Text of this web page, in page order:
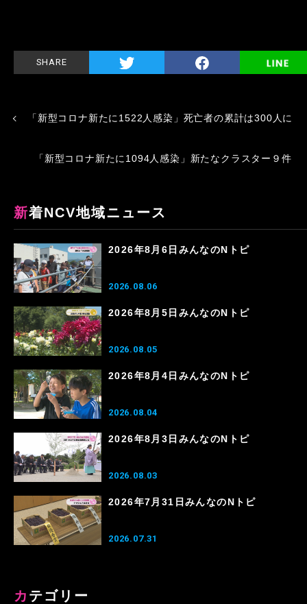
SHARE
「新型コロナ新たに1522人感染」死亡者の累計は300人に
「新型コロナ新たに1094人感染」新たなクラスター９件
新着NCV地域ニュース
2026年8月6日みんなのNトピ
2026.08.06
2026年8月5日みんなのNトピ
2026.08.05
2026年8月4日みんなのNトピ
2026.08.04
2026年8月3日みんなのNトピ
2026.08.03
2026年7月31日みんなのNトピ
2026.07.31
カテゴリー